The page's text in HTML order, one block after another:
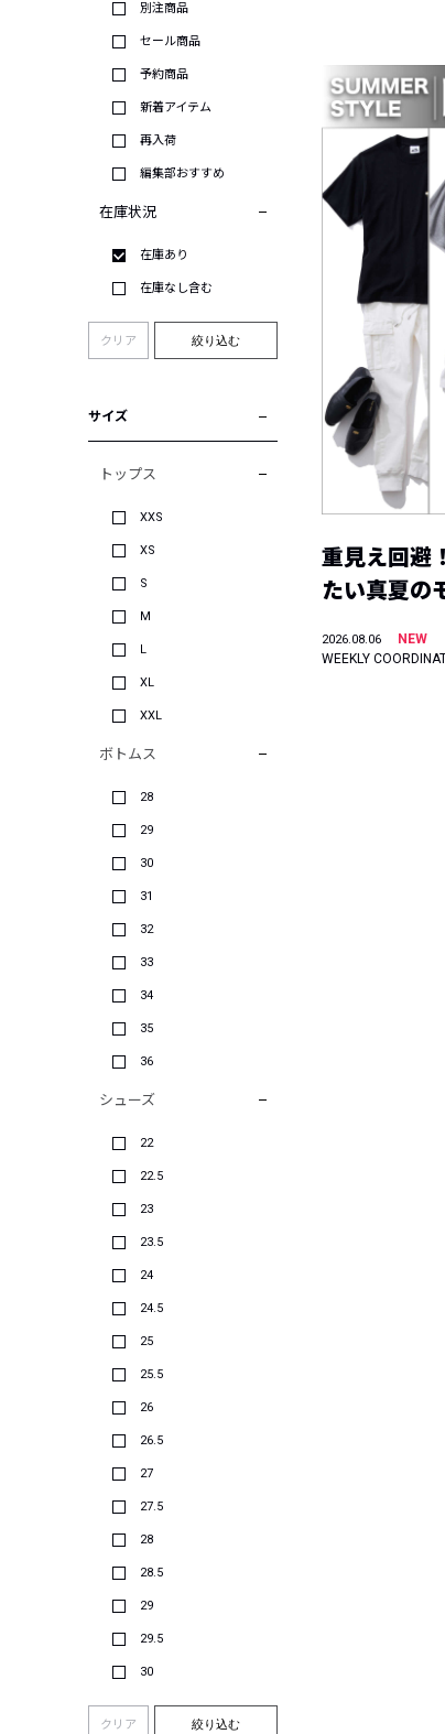
別注商品
セール商品
予約商品
新着アイテム
再入荷
編集部おすすめ
在庫状況
在庫あり
在庫なし含む
クリア 絞り込む
サイズ
トップス
XXS
XS
S
M
L
XL
XXL
ボトムス
28
29
30
31
32
33
34
35
36
シューズ
22
22.5
23
23.5
24
24.5
25
25.5
26
26.5
27
27.5
28
28.5
29
29.5
30
クリア 絞り込む
重見え回避
たい真夏の
2026.08.06
NEW
WEEKLY